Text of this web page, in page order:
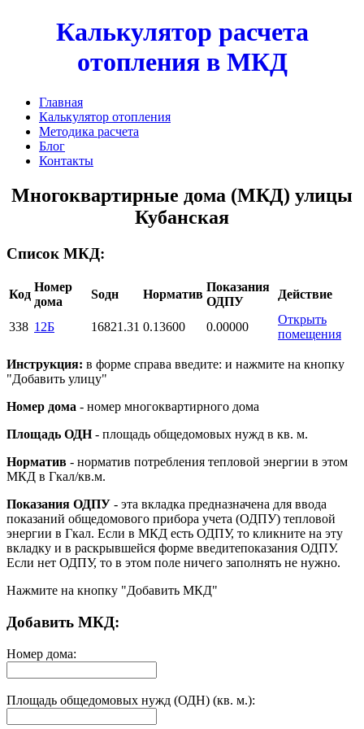
Калькулятор расчета
отопления в МКД
Главная
Калькулятор отопления
Методика расчета
Блог
Контакты
Многоквартирные дома (МКД) улицы
Кубанская
Список МКД:
Код
Номер
дома
Sодн Норматив
Показания
ОДПУ
Действие
338 12Б 16821.31 0.13600 0.00000
Открыть
помещения
Инструкция: в форме справа введите: и нажмите на кнопку
"Добавить улицу"
Номер дома - номер многоквартирного дома
Площадь ОДН- площадь общедомовых нужд в кв. м.
Норматив - норматив потребления тепловой энергии в этом
МКД в Гкал/кв.м.
Показания ОДПУ - эта вкладка предназначена для ввода
показаний общедомового прибора учета (ОДПУ) тепловой
энергии в Гкал. Если в МКД есть ОДПУ, то кликните на эту
вкладку и в раскрывшейся форме введитепоказания ОДПУ.
Если нет ОДПУ, то в этом поле ничего заполнять не нужно.
Нажмите на кнопку "Добавить МКД"
Добавить МКД:
Номер дома:
Площадь общедомовых нужд (ОДН) (кв. м.):